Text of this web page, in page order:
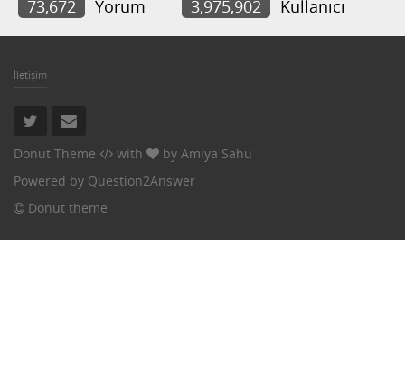
73,672
Yorum 3,975,902 Kullanıcı
İletişim
Donut Theme with by Amiya Sahu
Powered by Question2Answer
Donut theme